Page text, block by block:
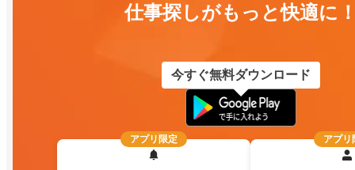
仕事探しがもっと快適に
今すぐ無料ダウンロード
アプリ限定 アプリ